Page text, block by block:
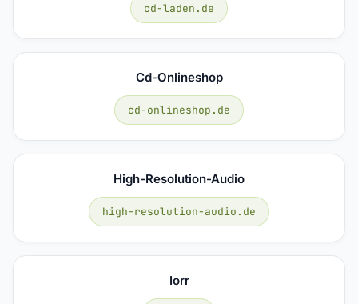
cd-laden.de
Cd-Onlineshop
cd-onlineshop.de
High-Resolution-Audio
high-resolution-audio.de
Iorr